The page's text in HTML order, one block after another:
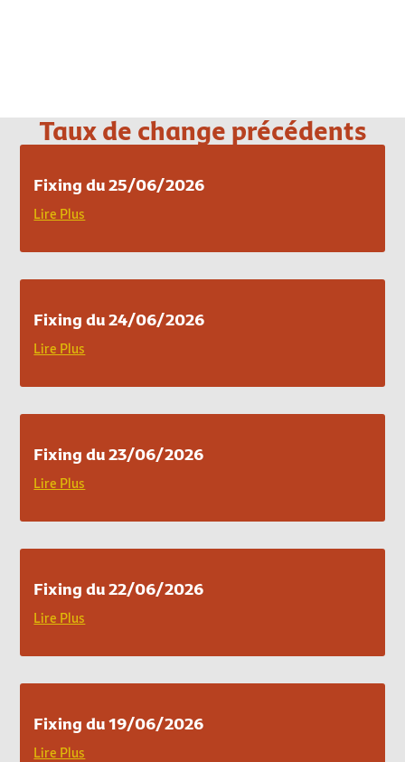
Taux de change précédents
Fixing du 25/06/2026
Lire Plus
Fixing du 24/06/2026
Lire Plus
Fixing du 23/06/2026
Lire Plus
Fixing du 22/06/2026
Lire Plus
Fixing du 19/06/2026
Lire Plus